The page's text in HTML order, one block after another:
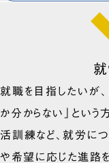
就職を目指したいが
か分からない」とい
活訓練など、就労に
や希望に応じた進路